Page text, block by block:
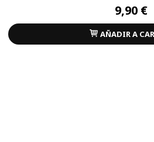
9,90 €
AÑADIR A